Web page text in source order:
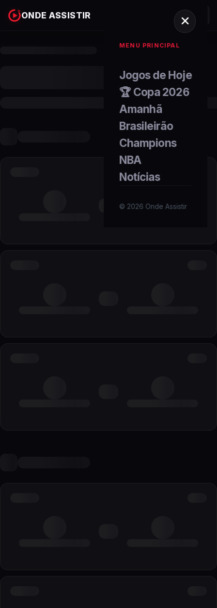
ONDE ASSISTIR
MENU PRINCIPAL
Jogos de Hoje
🏆 Copa 2026
Amanhã
Brasileirão
Champions
NBA
Notícias
© 2026 Onde Assistir